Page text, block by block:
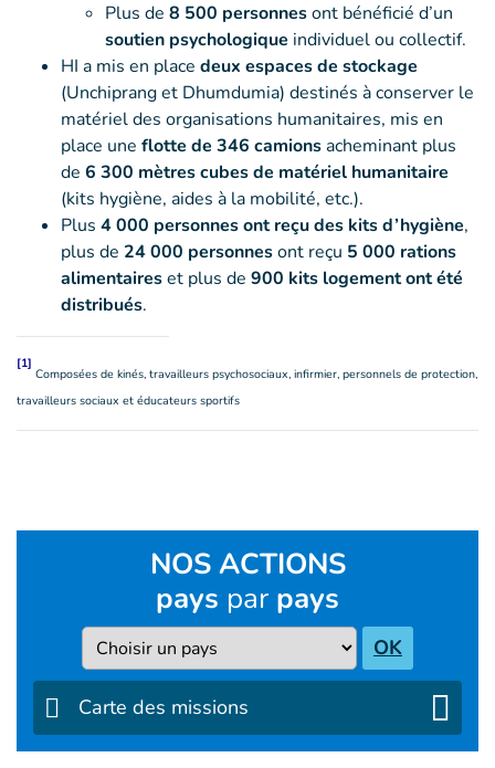
Plus de 8 500 personnesont bénéficié d’un
soutien psychologique individuel ou collectif.
HI a mis en place deux espaces de stockage
(Unchiprang et Dhumdumia) destinés à conserver le
matériel des organisations humanitaires, mis en
place une flotte de 346 camionsacheminant plus
de 6 300 mètres cubes de matériel humanitaire
(kits hygiène, aides à la mobilité, etc.).
Plus 4 000 personnes ont reçu des kits d’hygiène,
plus de 24 000 personnesont reçu 5 000 rations
alimentaireset plus de 900 kits logement ont été
distribués.
[1]
Composées de kinés, travailleurs psychosociaux, infirmier, personnels de protection,
travailleurs sociaux et éducateurs sportifs
NOS ACTIONS
pays par pays
Pays OK
Carte des missions